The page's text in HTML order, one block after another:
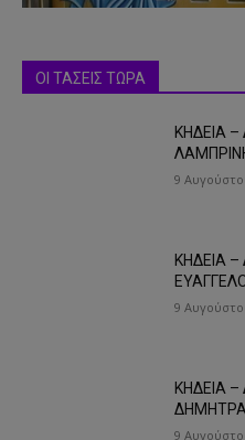
ΟΙ ΤΑΣΕΙΣ ΤΩΡΑ
ΚΗΔΕΙΑ
9
ΚΗΔΕΙΑ
9
ΚΗΔΕΙΑ
9